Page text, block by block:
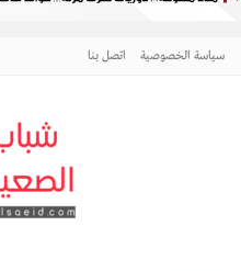
سياسة الخصوصية اتصل بنا